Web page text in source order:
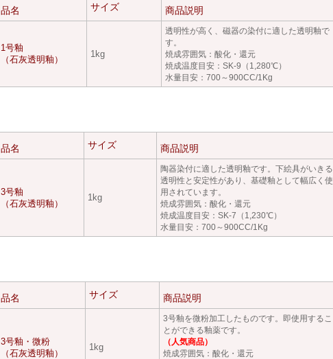
品名 サイズ 商品説明
1号釉
（石灰透明釉）
1kg
透明性が高く、磁器の染付に適した透明釉で
す。
焼成雰囲気：酸化・還元
焼成温度目安：SK-9（1,280℃）
水量目安：700～900CC/1Kg
品名 サイズ 商品説明
3号釉
（石灰透明釉）
1kg
陶器染付に適した透明釉です。下絵具がいきる
透明性と安定性があり、基礎釉として幅広く使
用されています。
焼成雰囲気：酸化・還元
焼成温度目安：SK-7（1,230℃）
水量目安：700～900CC/1Kg
品名 サイズ 商品説明
3号釉・微粉
（石灰透明釉）
1kg
3号釉を微粉加工したものです。即使用するこ
とができる釉薬です。
（人気商品）
焼成雰囲気：酸化・還元